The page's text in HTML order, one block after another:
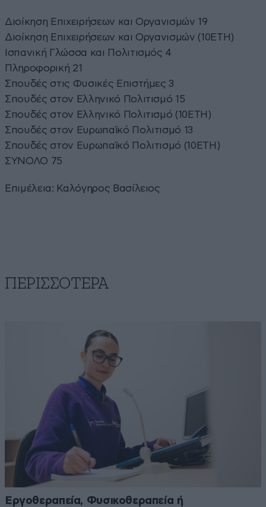
Διοίκηση Επιχειρήσεων και Οργανισμών 19
Διοίκηση Επιχειρήσεων και Οργανισμών (10ΕΤΗ)
Ισπανική Γλώσσα και Πολιτισμός 4
Πληροφορική 21
Σπουδές στις Φυσικές Επιστήμες 3
Σπουδές στον Ελληνικό Πολιτισμό 15
Σπουδές στον Ελληνικό Πολιτισμό (10ΕΤΗ)
Σπουδές στον Ευρωπαϊκό Πολιτισμό 13
Σπουδές στον Ευρωπαϊκό Πολιτισμό (10ΕΤΗ)
ΣΥΝΟΛΟ 75
Επιμέλεια: Καλόγηρος Βασίλειος
ΠΕΡΙΣΣΟΤΕΡΑ
Εργοθεραπεία, Φυσικοθεραπεία ή